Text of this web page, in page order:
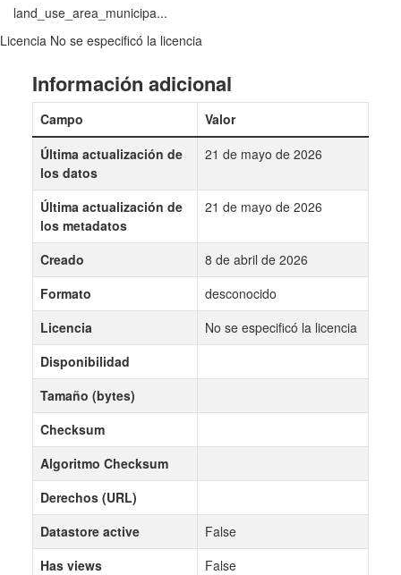
land_use_area_municipa...
Licencia No se especificó la licencia
Información adicional
Campo
Valor
Última actualización de
los datos
21 de mayo de 2026
Última actualización de
los metadatos
21 de mayo de 2026
Creado
8 de abril de 2026
Formato
desconocido
Licencia
No se especificó la licencia
Disponibilidad
Tamaño (bytes)
Checksum
Algoritmo Checksum
Derechos (URL)
Datastore active
False
Has views
False